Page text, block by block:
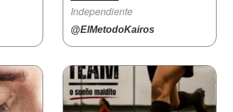
Independiente
@ElMetodoKairos